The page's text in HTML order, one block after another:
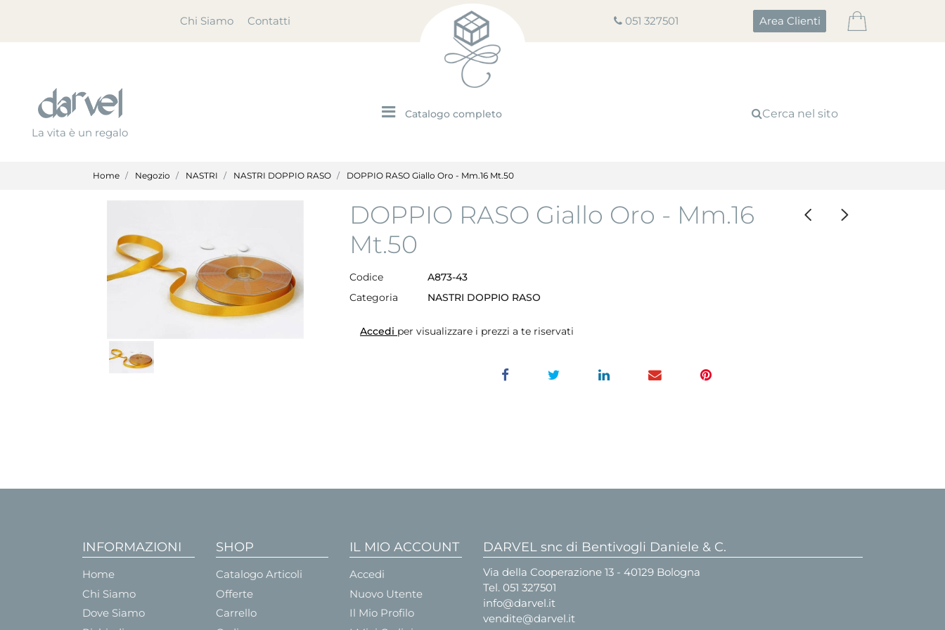
Chi Siamo Contatti 051 327501 Area Clienti
La vita è un regalo
Open menu Cerca nel sito
Home Negozio NASTRI NASTRI DOPPIO RASO DOPPIO RASO Giallo Oro - Mm.16 Mt.50
DOPPIO RASO Giallo Oro - Mm.16
Mt.50
Codice
A873-43
Categoria
NASTRI DOPPIO RASO
Accedi per visualizzare i prezzi a te riservati
INFORMAZIONI
Home
Chi Siamo
Dove Siamo
SHOP
Catalogo Articoli
Offerte
Carrello
IL MIO ACCOUNT
Accedi
Nuovo Utente
Il Mio Profilo
DARVEL snc di Bentivogli Daniele & C.
Via della Cooperazione 13 - 40129 Bologna
Tel. 051 327501
info@darvel.it
vendite@darvel.it